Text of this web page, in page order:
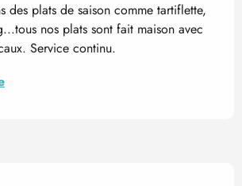
des plats de saison comme tartiflette,
nos plats sont fait maison avec
Service continu.